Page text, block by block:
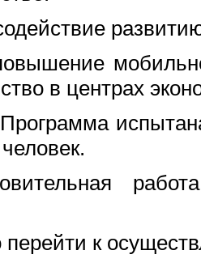
в центрах
перейти к